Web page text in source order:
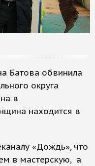
Батова обвинила
округа
в
находится в
«Дождь», что
в мастерскую, а